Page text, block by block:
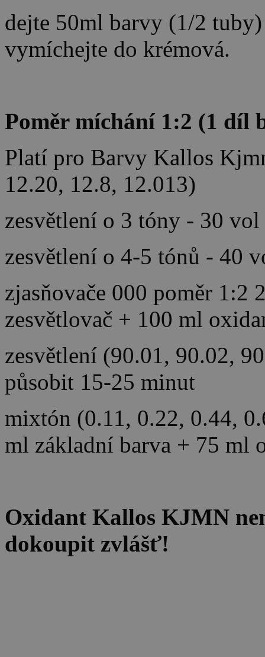
dejte 50ml barvy (1/2
vymíchejte do krémová.
Poměr míchání 1:2 (1 díl
Platí pro Barvy Kallos
12.20, 12.8, 12.013)
zesvětlení o 3 tóny - 30
zesvětlení o 4-5 tónů - 40
zjasňovače 000 poměr 1:2
zesvětlovač + 100 ml
zesvětlení (90.01, 90.02,
působit 15-25 minut
mixtón (0.11, 0.22, 0.44,
ml základní barva + 75 ml
Oxidant Kallos KJMN
dokoupit zvlášť!